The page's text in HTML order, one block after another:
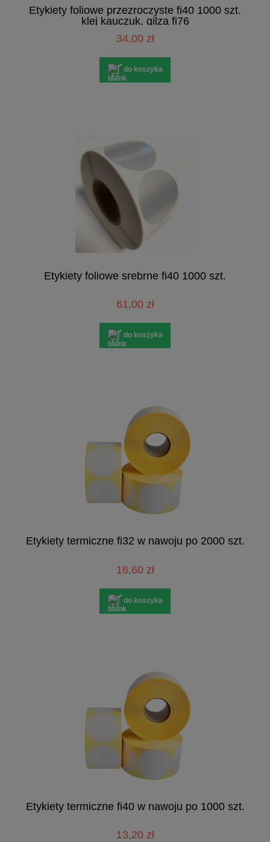
Etykiety foliowe przezroczyste fi40 1000 szt.
klej kauczuk, gilza fi76
34,00 zł
do koszyka
Etykiety foliowe srebrne fi40 1000 szt.
61,00 zł
do koszyka
Etykiety termiczne fi32 w nawoju po 2000 szt.
16,60 zł
do koszyka
Etykiety termiczne fi40 w nawoju po 1000 szt.
13,20 zł